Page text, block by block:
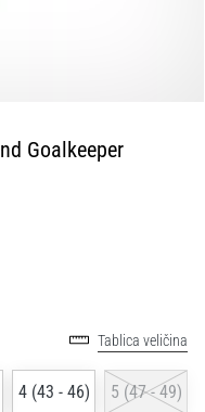
Goalkeeper
Tablica veličina
4 (43 - 46) 5 (47 - 49)